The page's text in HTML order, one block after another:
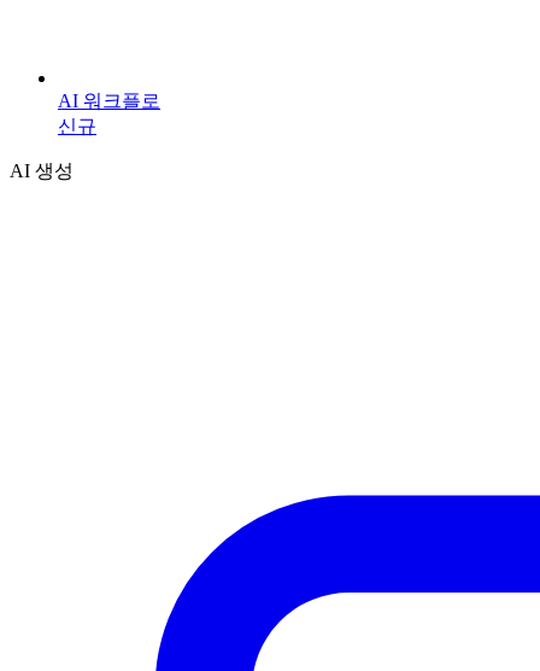
AI 워크플로
신규
AI 생성